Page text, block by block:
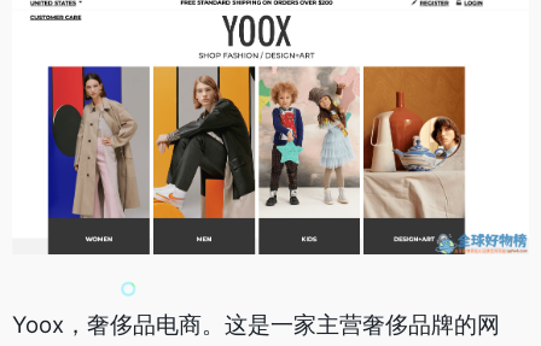
Yoox，奢侈品电商。这是一家主营奢侈品牌的网